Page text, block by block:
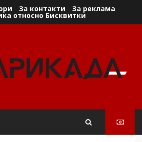
За контакти За реклама
относно Бисквитки